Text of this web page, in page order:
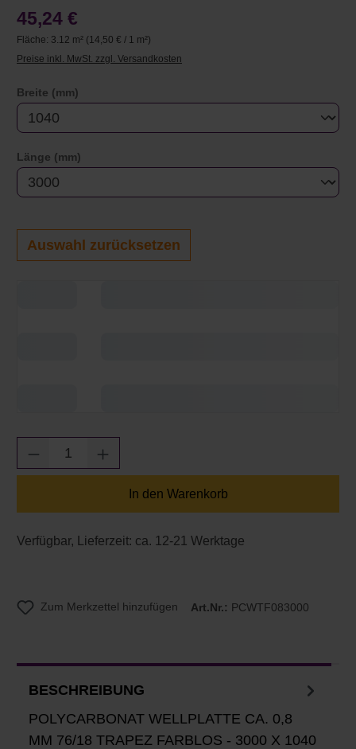
45,24 €
Fläche: 3.12 m² (14,50 € / 1 m²)
Preise inkl. MwSt. zzgl. Versandkosten
Breite (mm)
Länge (mm)
Auswahl zurücksetzen
Produkt Anzahl: Gib den gewünschten
In den Warenkorb
Verfügbar, Lieferzeit: ca. 12-21 Werktage
Zum Merkzettel hinzufügen Art.Nr.: PCWTF083000
BESCHREIBUNG
POLYCARBONAT WELLPLATTE CA. 0,8
MM 76/18 TRAPEZ FARBLOS - 3000 X 1040